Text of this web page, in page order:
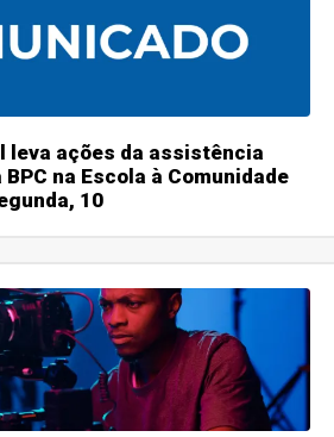
leva ações da assistência
na Escola à Comunidade
10